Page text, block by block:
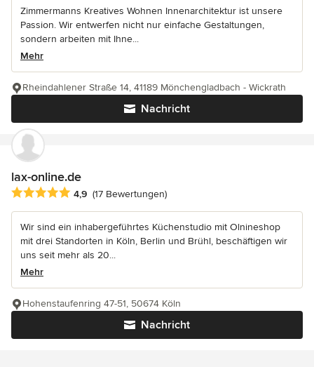
Zimmermanns Kreatives Wohnen Innenarchitektur ist unsere
Passion. Wir entwerfen nicht nur einfache Gestaltungen,
sondern arbeiten mit Ihne...
Mehr
Nachricht
Rheindahlener Straße 14, 41189 Mönchengladbach - Wickrath
lax-online.de
Durchschnittliche Bewertung: 4.9 von 5 Sternen
4,9 (17 Bewertungen)
Wir sind ein inhabergeführtes Küchenstudio mit Olnineshop
mit drei Standorten in Köln, Berlin und Brühl, beschäftigen wir
uns seit mehr als 20...
Mehr
Nachricht
Hohenstaufenring 47-51, 50674 Köln